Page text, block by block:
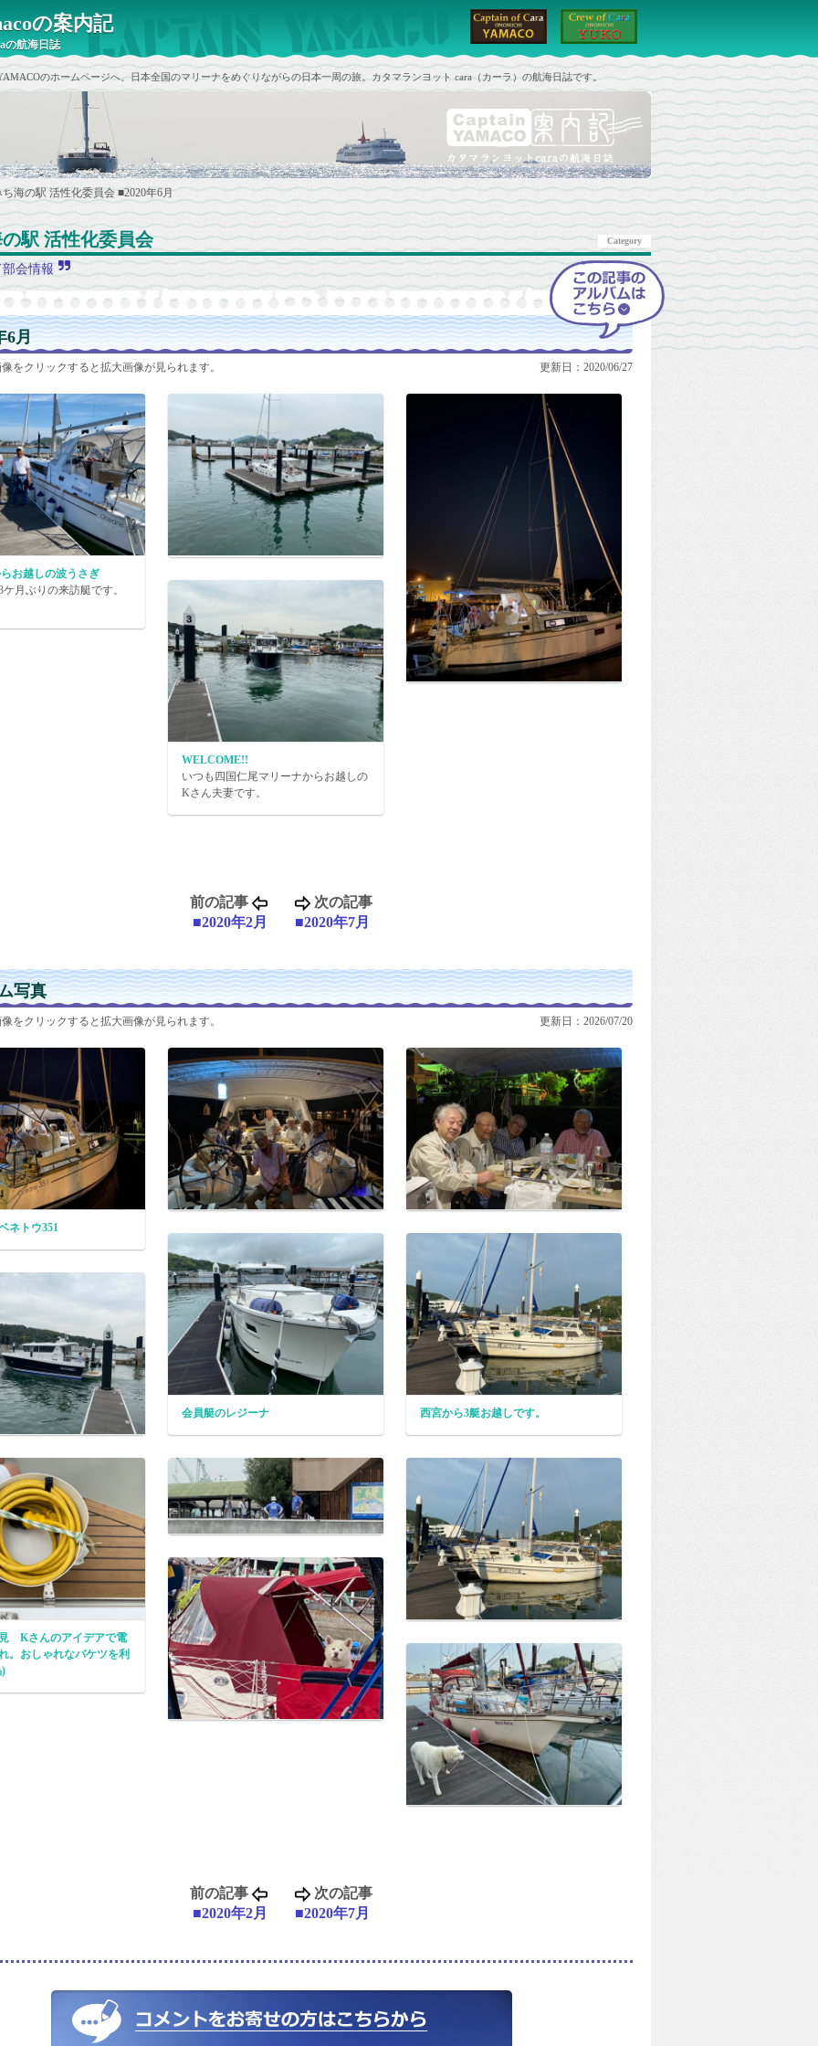
の案内記
の航海日誌
のホームページへ。日本全国のマリーナをめぐりながらの日本一周の旅。カタマランヨット cara（カーラ）の航海日誌です。
ち海の駅 活性化委員会■2020年6月
駅 活性化委員会 Category
会情報
6月
をクリックすると拡大画像が見られます。 更新日：2020/06/27
お越しの波うさぎ
月ぶりの来訪艇です。
WELCOME!!
いつも四国仁尾マリーナからお越しの
Kさん夫妻です。
前の記事
■2020年2月
次の記事
■2020年7月
写真
をクリックすると拡大画像が見られます。 更新日：2026/07/20
ネトウ351
会員艇のレジーナ 西宮から3艇お越しです。
Kさんのアイデアで電
。おしゃれなバケツを利
)
前の記事
■2020年2月
次の記事
■2020年7月